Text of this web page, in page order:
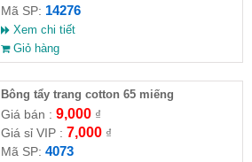
Mã SP: 14276
Xem chi tiết
Giỏ hàng
Bông tẩy trang cotton 65 miếng
Giá bán : 9,000₫
Giá sỉ VIP : 7,000₫
Mã SP: 4073